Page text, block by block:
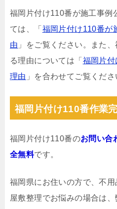
福岡片付け110番が施工事例
ては、「 福岡片付け110番が
由 」をご覧ください。また
る理由については「 福岡片
理由 」を合わせてご覧くださ
福岡片付け110番作業
福岡片付け110番のお問い合
全無料です。
福岡県にお住いの方で、不
屋敷整理でお悩みの場合は